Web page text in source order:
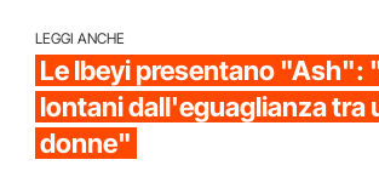
LEGGI ANCHE
Le Ibeyi presentano "Ash":
lontani dall'eguaglianza tra
donne"